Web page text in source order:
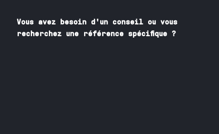
Vous avez besoin d'un conseil ou vous
recherchez une référence spécifique ?